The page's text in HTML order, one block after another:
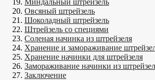
Овсяный штрейзель
Шоколадный штрейзель
Штрейзель со специями
Соленая начинка из штрейзеля
Хранение и замораживание
Хранение начинки для штрейзеля
Замораживание начинки из
Заключение